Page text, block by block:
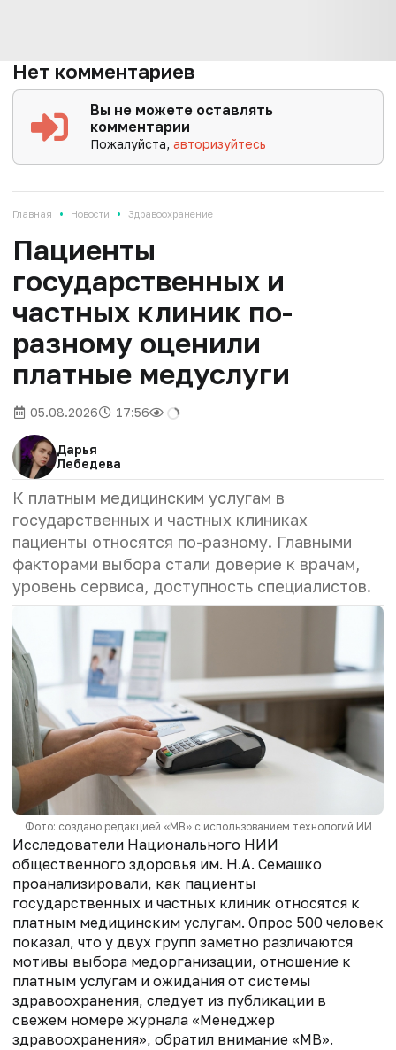
Нет комментариев
Вы не можете оставлять
комментарии
Пожалуйста,авторизуйтесь
Главная • Новости • Здравоохранение
Пациенты
государственных и
частных клиник по-
разному оценили
платные медуслуги
05.08.2026 17:56
Дарья
Лебедева
К платным медицинским услугам в
государственных и частных клиниках
пациенты относятся по-разному. Главными
факторами выбора стали доверие к врачам,
уровень сервиса, доступность специалистов.
Фото: создано редакцией «МВ» с использованием технологий ИИ
Исследователи Национального НИИ
общественного здоровья им. Н.А. Семашко
проанализировали, как пациенты
государственных и частных клиник относятся к
платным медицинским услугам. Опрос 500 человек
показал, что у двух групп заметно различаются
мотивы выбора медорганизации, отношение к
платным услугам и ожидания от системы
здравоохранения, следует из публикации в
свежем номере журнала «Менеджер
здравоохранения», обратил внимание «МВ».